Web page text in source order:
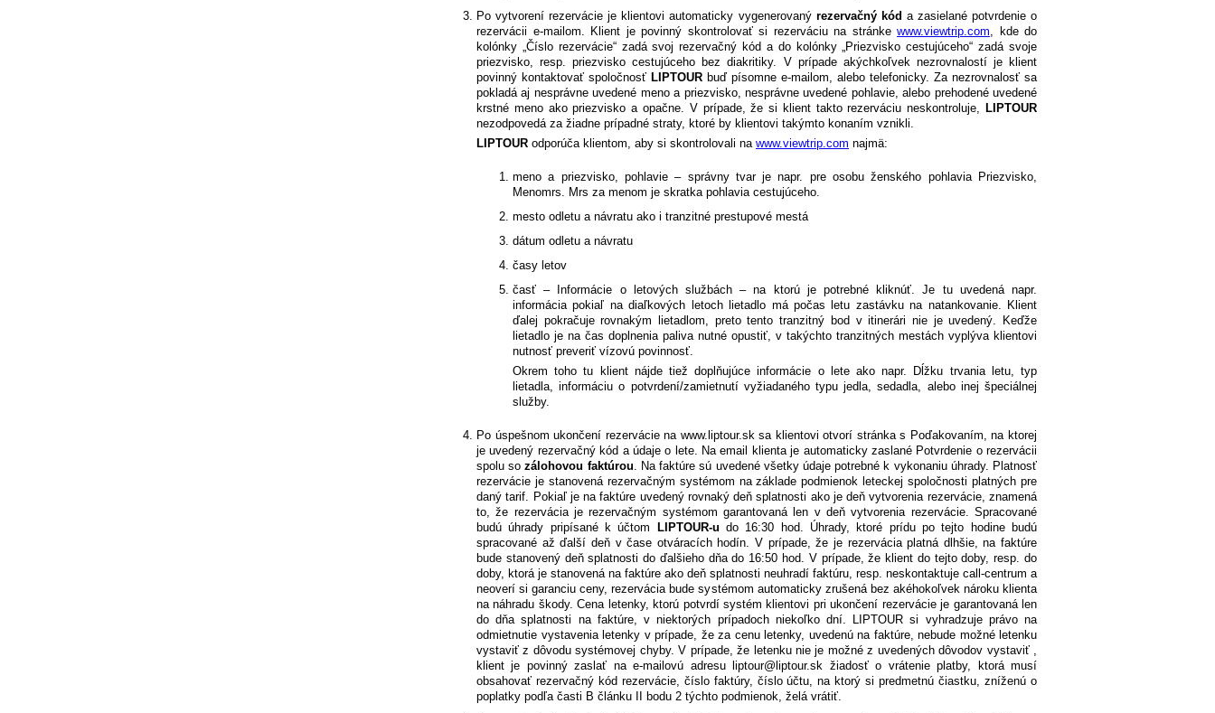
Po vytvorení rezervácie je klientovi automaticky vygenerovaný rezervačný kód a zasielané potvrdenie o
rezervácii e-mailom. Klient je povinný skontrolovať si rezerváciu na stránke www.viewtrip.com, kde do
kolónky „Číslo rezervácie“ zadá svoj rezervačný kód a do kolónky „Priezvisko cestujúceho“ zadá svoje
priezvisko, resp. priezvisko cestujúceho bez diakritiky. V prípade akýchkoľvek nezrovnalostí je klient
povinný kontaktovať spoločnosť LIPTOUR buď písomne e-mailom, alebo telefonicky. Za nezrovnalosť sa
pokladá aj nesprávne uvedené meno a priezvisko, nesprávne uvedené pohlavie, alebo prehodené uvedené
krstné meno ako priezvisko a opačne. V prípade, že si klient takto rezerváciu neskontroluje, LIPTOUR
nezodpovedá za žiadne prípadné straty, ktoré by klientovi takýmto konaním vznikli.
LIPTOUR odporúča klientom, aby si skontrolovali na www.viewtrip.com najmä:
meno a priezvisko, pohlavie – správny tvar je napr. pre osobu ženského pohlavia Priezvisko,
Menomrs. Mrs za menom je skratka pohlavia cestujúceho.
mesto odletu a návratu ako i tranzitné prestupové mestá
dátum odletu a návratu
časy letov
časť – Informácie o letových službách – na ktorú je potrebné kliknúť. Je tu uvedená napr.
informácia pokiaľ na diaľkových letoch lietadlo má počas letu zastávku na natankovanie. Klient
ďalej pokračuje rovnakým lietadlom, preto tento tranzitný bod v itinerári nie je uvedený. Keďže
lietadlo je na čas doplnenia paliva nutné opustiť, v takýchto tranzitných mestách vyplýva klientovi
nutnosť preveriť vízovú povinnosť.
Okrem toho tu klient nájde tiež doplňujúce informácie o lete ako napr. Dĺžku trvania letu, typ
lietadla, informáciu o potvrdení/zamietnutí vyžiadaného typu jedla, sedadla, alebo inej špeciálnej
služby.
Po úspešnom ukončení rezervácie na www.liptour.sk sa klientovi otvorí stránka s Poďakovaním, na ktorej
je uvedený rezervačný kód a údaje o lete. Na email klienta je automaticky zaslané Potvrdenie o rezervácii
spolu sozálohovou faktúrou. Na faktúre sú uvedené všetky údaje potrebné k vykonaniu úhrady. Platnosť
rezervácie je stanovená rezervačným systémom na základe podmienok leteckej spoločnosti platných pre
daný tarif. Pokiaľ je na faktúre uvedený rovnaký deň splatnosti ako je deň vytvorenia rezervácie, znamená
to, že rezervácia je rezervačným systémom garantovaná len v deň vytvorenia rezervácie. Spracované
budú úhrady pripísané k účtom
LIPTOUR-u do 16:30 hod. Úhrady, ktoré prídu po tejto hodine budú
spracované až ďalší deň v čase otváracích hodín. V prípade, že je rezervácia platná dlhšie, na faktúre
bude stanovený deň splatnosti do ďalšieho dňa do 16:50 hod. V prípade, že klient do tejto doby, resp. do
doby, ktorá je stanovená na faktúre ako deň splatnosti neuhradí faktúru, resp. neskontaktuje call-centrum a
neoverí si garanciu ceny, rezervácia bude systémom automaticky zrušená bez akéhokoľvek nároku klienta
na náhradu škody. Cena letenky, ktorú potvrdí systém klientovi pri ukončení rezervácie je garantovaná len
do dňa splatnosti na faktúre, v niektorých prípadoch niekoľko dní. LIPTOUR si vyhradzuje právo na
odmietnutie vystavenia letenky v prípade, že za cenu letenky, uvedenú na faktúre, nebude možné letenku
vystaviť z dôvodu systémovej chyby. V prípade, že letenku nie je možné z uvedených dôvodov vystaviť ,
klient je povinný zaslať na e-mailovú adresu liptour@liptour.sk žiadosť o vrátenie platby, ktorá musí
obsahovať rezervačný kód rezervácie, číslo faktúry, číslo účtu, na ktorý si predmetnú čiastku, zníženú o
poplatky podľa časti B článku II bodu 2 týchto podmienok, želá vrátiť.